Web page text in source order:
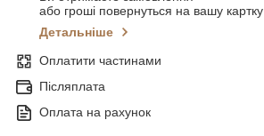
або гроші повернуться на вашу картку
Детальніше
Оплатити частинами
Післяплата
Оплата на рахунок